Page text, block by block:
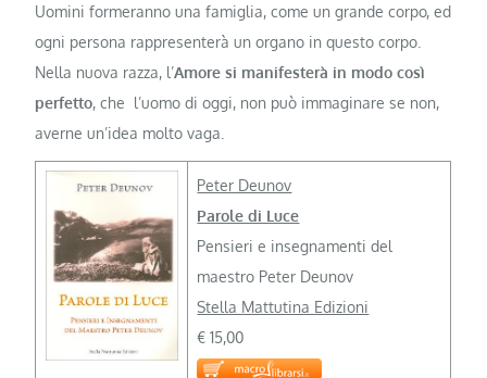
Uomini formeranno una famiglia, come un grande corpo, ed
ogni persona rappresenterà un organo in questo corpo.
Nella nuova razza, l’Amore si manifesterà in modo così
perfetto, che l’uomo di oggi, non può immaginare se non,
averne un’idea molto vaga.
Peter Deunov
Parole di Luce
Pensieri e insegnamenti del
maestro Peter Deunov
Stella Mattutina Edizioni
€ 15,00